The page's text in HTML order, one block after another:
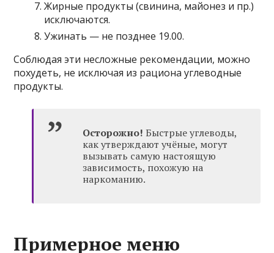
Жирные продукты (свинина, майонез и пр.)
исключаются.
Ужинать — не позднее 19.00.
Соблюдая эти несложные рекомендации, можно
похудеть, не исключая из рациона углеводные
продукты.
Осторожно! Быстрые углеводы,
как утверждают учёные, могут
вызывать самую настоящую
зависимость, похожую на
наркоманию.
Примерное меню